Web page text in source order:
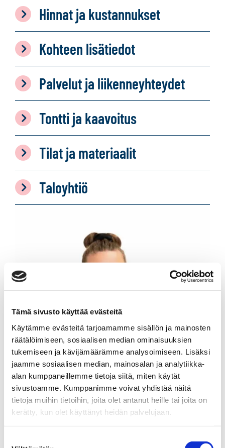
Tämä sivusto käyttää evästeitä
Käytämme evästeitä tarjoamamme sisällön ja mainosten
räätälöimiseen, sosiaalisen median ominaisuuksien
tukemiseen ja kävijämäärämme analysoimiseen. Lisäksi
jaamme sosiaalisen median, mainosalan ja analytiikka-
alan kumppaneillemme tietoja siitä, miten käytät
sivustoamme. Kumppanimme voivat yhdistää näitä
tietoja muihin tietoihin, joita olet antanut heille tai joita on
kerätty, kun olet käyttänyt heidän palvelujaan.
Hinnat ja kustannukset
Kohteen lisätiedot
Palvelut ja liikenneyhteydet
Tontti ja kaavoitus
Tilat ja materiaalit
Taloyhtiö